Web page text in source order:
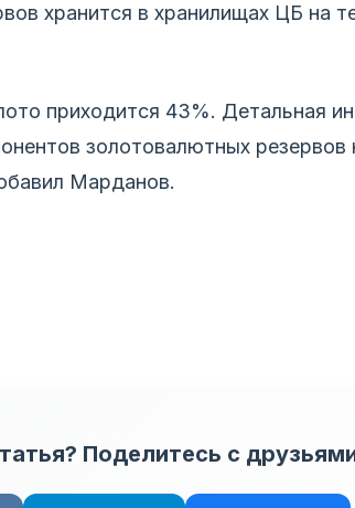
хранится в хранилищах ЦБ на
приходится 43%. Детальная
золотовалютных резервов
Марданов.
Поделитесь с